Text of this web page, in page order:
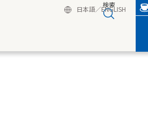
日本語／ENGLISH
検索